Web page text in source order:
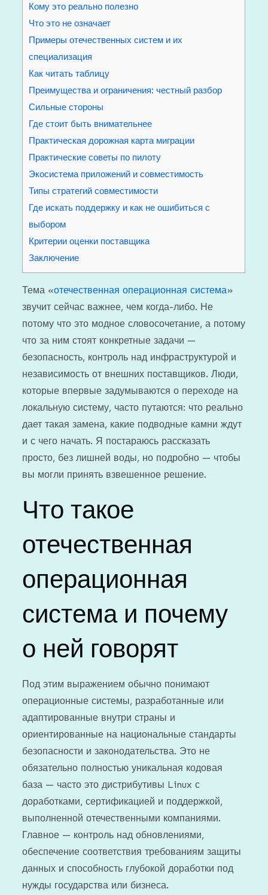
Кому это реально полезно
Что это не означает
Примеры отечественных систем и их
специализация
Как читать таблицу
Преимущества и ограничения: честный разбор
Сильные стороны
Где стоит быть внимательнее
Практическая дорожная карта миграции
Практические советы по пилоту
Экосистема приложений и совместимость
Типы стратегий совместимости
Где искать поддержку и как не ошибиться с
выбором
Критерии оценки поставщика
Заключение
Тема «отечественная операционная система»
звучит сейчас важнее, чем когда-либо. Не
потому что это модное словосочетание, а потому
что за ним стоят конкретные задачи —
безопасность, контроль над инфраструктурой и
независимость от внешних поставщиков. Люди,
которые впервые задумываются о переходе на
локальную систему, часто путаются: что реально
дает такая замена, какие подводные камни ждут
и с чего начать. Я постараюсь рассказать
просто, без лишней воды, но подробно — чтобы
вы могли принять взвешенное решение.
Что такое
отечественная
операционная
система и почему
о ней говорят
Под этим выражением обычно понимают
операционные системы, разработанные или
адаптированные внутри страны и
ориентированные на национальные стандарты
безопасности и законодательства. Это не
обязательно полностью уникальная кодовая
база — часто это дистрибутивы Linux с
доработками, сертификацией и поддержкой,
выполненной отечественными компаниями.
Главное — контроль над обновлениями,
обеспечение соответствия требованиям защиты
данных и способность глубокой доработки под
нужды государства или бизнеса.